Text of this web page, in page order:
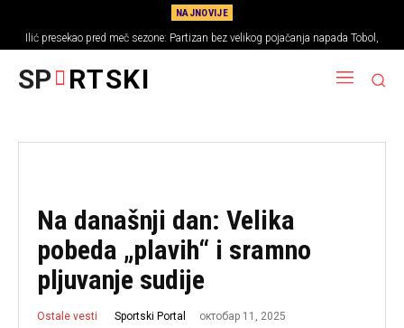
NAJNOVIJE
Ilić presekao pred meč sezone: Partizan bez velikog pojačanja napada Tobol,
evo zašto je nastao problem
SP RTSKI
Na današnji dan: Velika
pobeda „plavih“ i sramno
pljuvanje sudije
Ostale vesti Sportski Portal октобар 11, 2025